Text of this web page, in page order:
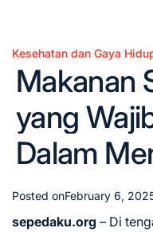
Posted
Kesehatan dan Gaya
Makanan
yang
Dalam
Posted onFebruary 6,
sepedaku.org – Di